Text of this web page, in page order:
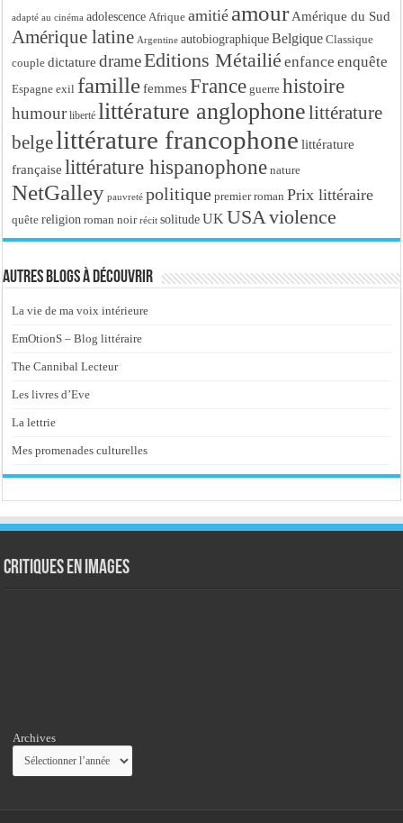
adapté au cinéma adolescence Afrique amitié amour Amérique du Sud
Amérique latine Argentine autobiographique Belgique Classique
couple dictature drameEditions Métailié enfance enquête
Espagne exil famille femmes France guerre histoire
humour liberté littérature anglophonelittérature
belgelittérature francophone littérature
française littérature hispanophone nature
NetGalley pauvreté politique premier roman Prix littéraire
quête religion roman noir récit solitude UK USAviolence
Autres blogs à découvrir
La vie de ma voix intérieure
EmOtionS – Blog littéraire
The Cannibal Lecteur
Les livres d’Eve
La lettrie
Mes promenades culturelles
Critiques en images
Archives